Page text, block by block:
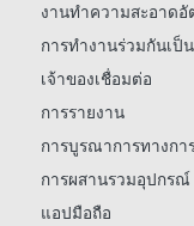
งานทำความสะอาดอั
การทำงานร่วมกันเป็
เจ้าของเชื่อมต่อ
การรายงาน
การบูรณาการทางกา
การผสานรวมอุปกรณ์
แอปมือถือ